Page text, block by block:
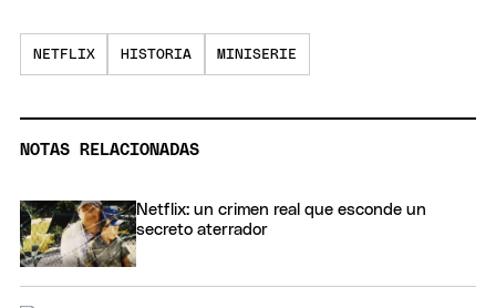
NETFLIX HISTORIA MINISERIE
NOTAS RELACIONADAS
Netflix: un crimen real que esconde un
secreto aterrador